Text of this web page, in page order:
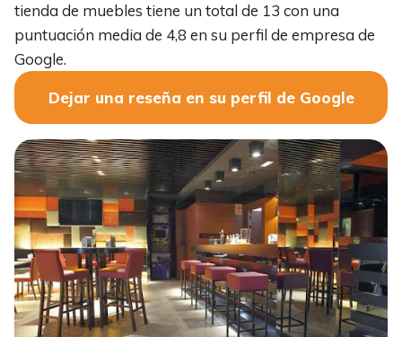
tienda de muebles tiene un total de 13 con una
puntuación media de 4,8 en su perfil de empresa de
Google.
Dejar una reseña en su perfil de Google